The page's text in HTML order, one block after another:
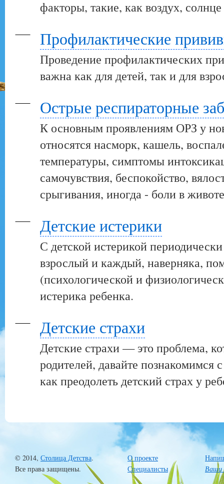
факторы, такие, как воздух,
Профилактические
Проведение профилактических
важна как для детей, так и для
Острые респираторные
К основным проявлениям ОРЗ у
относятся насморк, кашель,
температуры, симптомы
самочувствия, беспокойство,
срыгивания, иногда - боли в
Детские истерики
С детской истерикой
взрослый и каждый, наверняка,
(психологической и
истерика ребенка.
Детские страхи
Детские страхи — это проблема,
родителей, давайте
как преодолеть детский страх у
© 2014, Столица Детства.
Все права защищены.
О проекте
Специалисты
Ваши